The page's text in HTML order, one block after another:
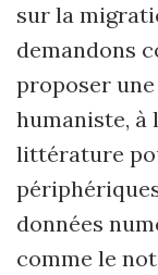
sur la
demandons
proposer
humaniste, à
littérature
données
comme le